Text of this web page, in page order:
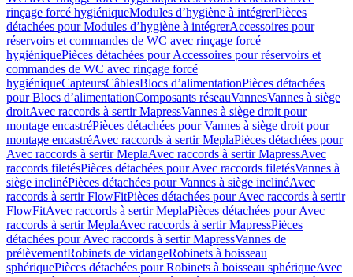
rinçage forcé hygiéniqueModules d’hygiène à intégrerPièces
détachées pour Modules d’hygiène à intégrerAccessoires pour
réservoirs et commandes de WC avec rinçage forcé
hygiéniquePièces détachées pour Accessoires pour réservoirs et
commandes de WC avec rinçage forcé
hygiéniqueCapteursCâblesBlocs d’alimentationPièces détachées
pour Blocs d’alimentationComposants réseauVannesVannes à siège
droitAvec raccords à sertir MapressVannes à siège droit pour
montage encastréPièces détachées pour Vannes à siège droit pour
montage encastréAvec raccords à sertir MeplaPièces détachées pour
Avec raccords à sertir MeplaAvec raccords à sertir MapressAvec
raccords filetésPièces détachées pour Avec raccords filetésVannes à
siège inclinéPièces détachées pour Vannes à siège inclinéAvec
raccords à sertir FlowFitPièces détachées pour Avec raccords à sertir
FlowFitAvec raccords à sertir MeplaPièces détachées pour Avec
raccords à sertir MeplaAvec raccords à sertir MapressPièces
détachées pour Avec raccords à sertir MapressVannes de
prélèvementRobinets de vidangeRobinets à boisseau
sphériquePièces détachées pour Robinets à boisseau sphériqueAvec